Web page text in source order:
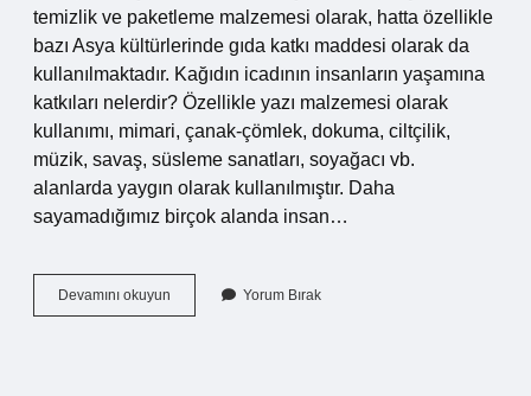
temizlik ve paketleme malzemesi olarak, hatta özellikle
bazı Asya kültürlerinde gıda katkı maddesi olarak da
kullanılmaktadır. Kağıdın icadının insanların yaşamına
katkıları nelerdir? Özellikle yazı malzemesi olarak
kullanımı, mimari, çanak-çömlek, dokuma, ciltçilik,
müzik, savaş, süsleme sanatları, soyağacı vb.
alanlarda yaygın olarak kullanılmıştır. Daha
sayamadığımız birçok alanda insan…
Devamını okuyun
Yokken
Yorum Bırak